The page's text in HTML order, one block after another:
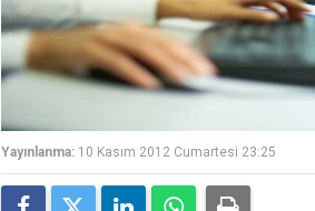
Yayınlanma: 10 Kasım 2012 Cumartesi 23:25